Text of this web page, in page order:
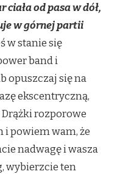
ciała od pasa w dół,
w górnej partii
w stanie się
band i
opuszczaj się na
ekscentryczną,
rozporowe
i powiem wam, że
nadwagę i wasza
wybierzcie ten